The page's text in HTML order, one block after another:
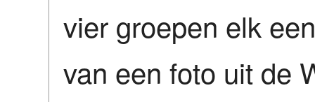
vier groepen elk
van een foto uit de